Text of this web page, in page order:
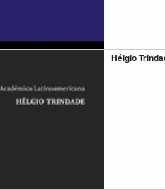
Hélgio